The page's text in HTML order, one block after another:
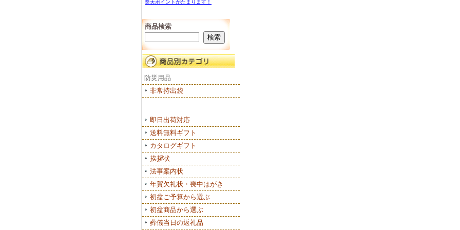
楽天ポイントがたまります！
商品検索
防災用品
非常持出袋
即日出荷対応
送料無料ギフト
カタログギフト
挨拶状
法事案内状
年賀欠礼状・喪中はがき
初盆ご予算から選ぶ
初盆商品から選ぶ
葬儀当日の返礼品